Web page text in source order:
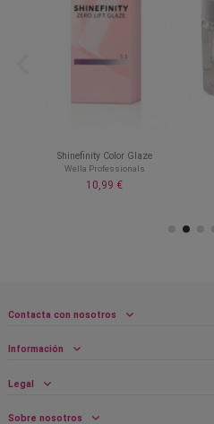
Shinefinity Color Glaze
Wella Professionals
10,99 €
Contacta con nosotros
Información
Legal
Sobre nosotros